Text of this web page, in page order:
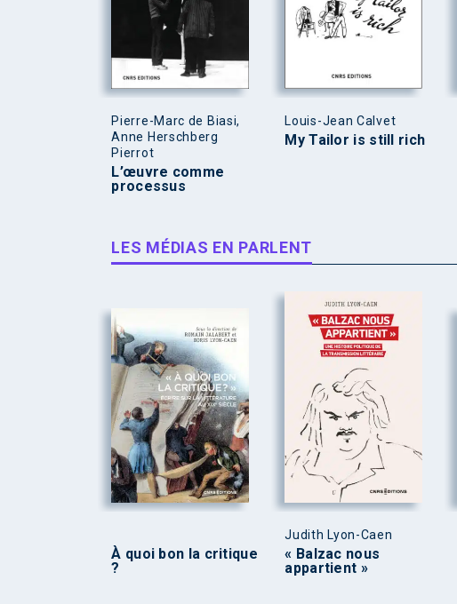
Pierre-Marc de Biasi,
Anne Herschberg
Pierrot
L’œuvre comme
processus
Louis-Jean Calvet
My Tailor is still rich
LES MÉDIAS EN PARLENT
À quoi bon la critique
?
Judith Lyon-Caen
« Balzac nous
appartient »